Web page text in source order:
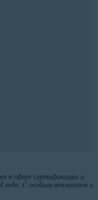
в сфере сертификации и
года. С особым вниманием и